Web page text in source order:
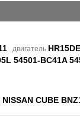
двигатель HR15DE
54501-BC41A
CUBE